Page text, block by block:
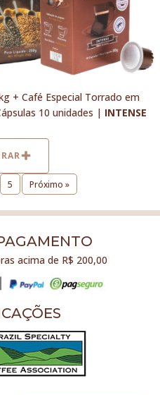
+ Café Especial Torrado em
10 unidades | INTENSE
5 Próximo »
acima de R$ 200,00